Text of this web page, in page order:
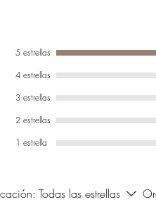
5 estrellas
4 estrellas
3 estrellas
2 estrellas
1 estrella
Todas las estrellas